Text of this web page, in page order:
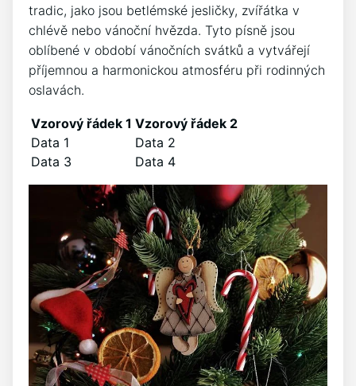
tradic, jako jsou betlémské jesličky, zvířátka v
chlévě nebo‌ vánoční⁤ hvězda. ⁢Tyto písně jsou
oblíbené ​v období vánočních svátků a vytvářejí
příjemnou a harmonickou atmosféru při rodinných
oslavách.
Vzorový řádek⁤ 1 Vzorový řádek 2
Data 1
Data 2
Data 3
Data 4